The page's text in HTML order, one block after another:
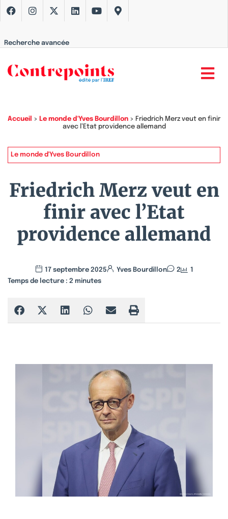
Recherche avancée
Accueil > Le monde d'Yves Bourdillon > Friedrich Merz veut en finir
avec l’Etat providence allemand
Le monde d'Yves Bourdillon
Friedrich Merz veut en
finir avec l’Etat
providence allemand
17 septembre 2025 Yves Bourdillon 2
1
Temps de lecture : 2 minutes